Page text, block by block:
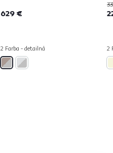
629 €
2 Farba - detailná 2